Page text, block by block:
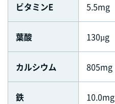
ビタミンE 5.5mg
葉酸 130µg
カルシウム 805mg
鉄 10.0mg